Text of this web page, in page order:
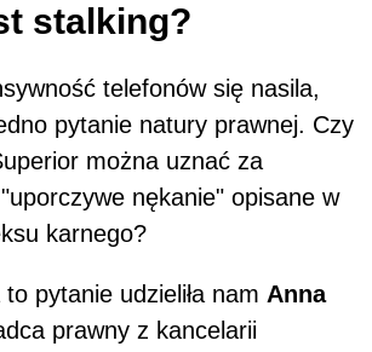
stalking?
telefonów się nasila,
pytanie natury prawnej. Czy
można uznać za
nękanie" opisane w
karnego?
pytanie udzieliła nam Anna
prawny z kancelarii